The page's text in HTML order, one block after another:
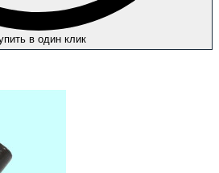
в один клик